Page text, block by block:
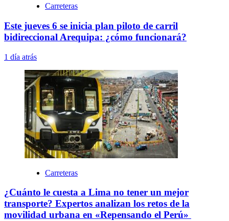
Carreteras
Este jueves 6 se inicia plan piloto de carril
bidireccional Arequipa: ¿cómo funcionará?
1 día atrás
Carreteras
¿Cuánto le cuesta a Lima no tener un mejor
transporte? Expertos analizan los retos de la
movilidad urbana en «Repensando el Perú»